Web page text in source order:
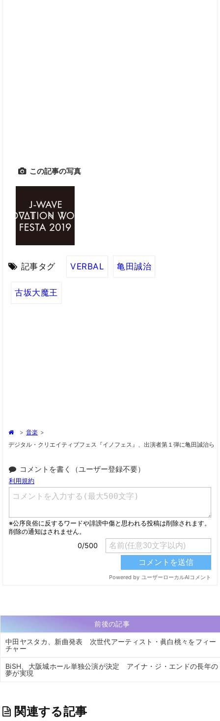
この記事の写真
記事タグ VERBAL 亀田誠治
古坂大魔王
> 音楽 >
デジタル・クリエイティブフェス『イノフェス』、出演者第１弾に亀田誠治ら
コメントを書く（ユーザー登録不要）
前後の記事
中田ヤスタカ、新曲発表 次世代アーティスト・眞白桃々をフィー
チャー
BiSH、大阪城ホール単独公演が決定 アイナ・ジ・エンドの長年の
夢が実現
関連する記事